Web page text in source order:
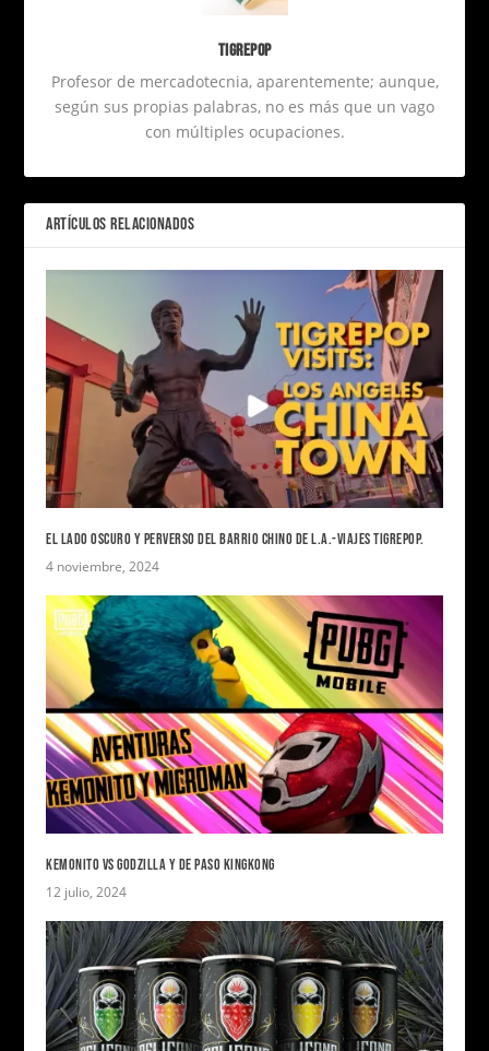
Tigrepop
Profesor de mercadotecnia, aparentemente; aunque,
según sus propias palabras, no es más que un vago
con múltiples ocupaciones.
ARTÍCULOS RELACIONADOS
EL LADO OSCURO Y PERVERSO DEL BARRIO CHINO DE L.A.-VIAJES TIGREPOP.
4 noviembre, 2024
KEMONITO VS GODZILLA Y DE PASO KINGKONG
12 julio, 2024